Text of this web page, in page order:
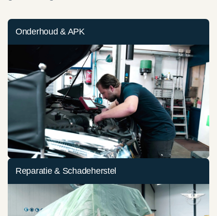
Onderhoud & APK
Reparatie & Schadeherstel